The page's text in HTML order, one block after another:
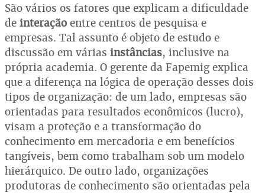
São vários os fatores que explicam a dificuldade
de interação entre centros de pesquisa e
empresas. Tal assunto é objeto de estudo e
discussão em várias instâncias, inclusive na
própria academia. O gerente da Fapemig explica
que a diferença na lógica de operação desses dois
tipos de organização: de um lado, empresas são
orientadas para resultados econômicos (lucro),
visam a proteção e a transformação do
conhecimento em mercadoria e em benefícios
tangíveis, bem como trabalham sob um modelo
hierárquico. De outro lado, organizações
produtoras de conhecimento são orientadas pela